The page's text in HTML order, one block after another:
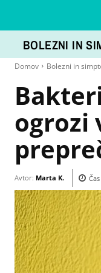
BOLEZNI IN
Domov Bolezni in
ogrozi
Avtor: Marta K.